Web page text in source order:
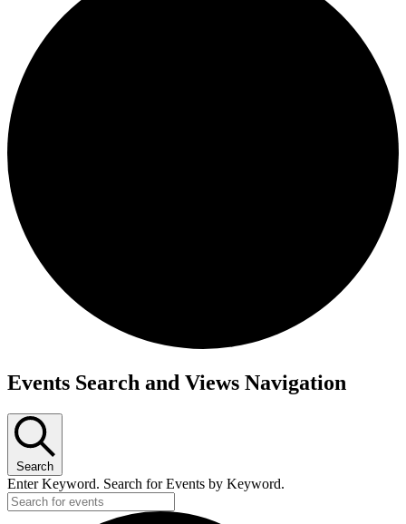
Events Search and Views Navigation
Search
Enter Keyword. Search for Events by Keyword.